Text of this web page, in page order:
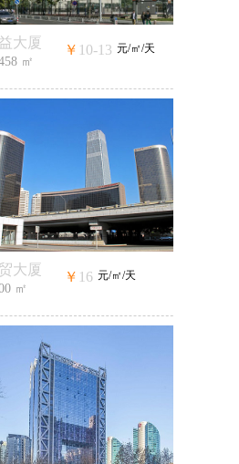
大厦
㎡
￥ 10-13 元/㎡/天
大厦
㎡
￥ 16 元/㎡/天